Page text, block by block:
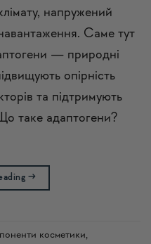
напружений
Саме тут
— природні
опірність
та підтримують
таке адаптогени?
→
косметики,